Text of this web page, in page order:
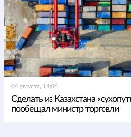
04 августа, 14:06
Сделать из Казахстана
пообещал министр торговли